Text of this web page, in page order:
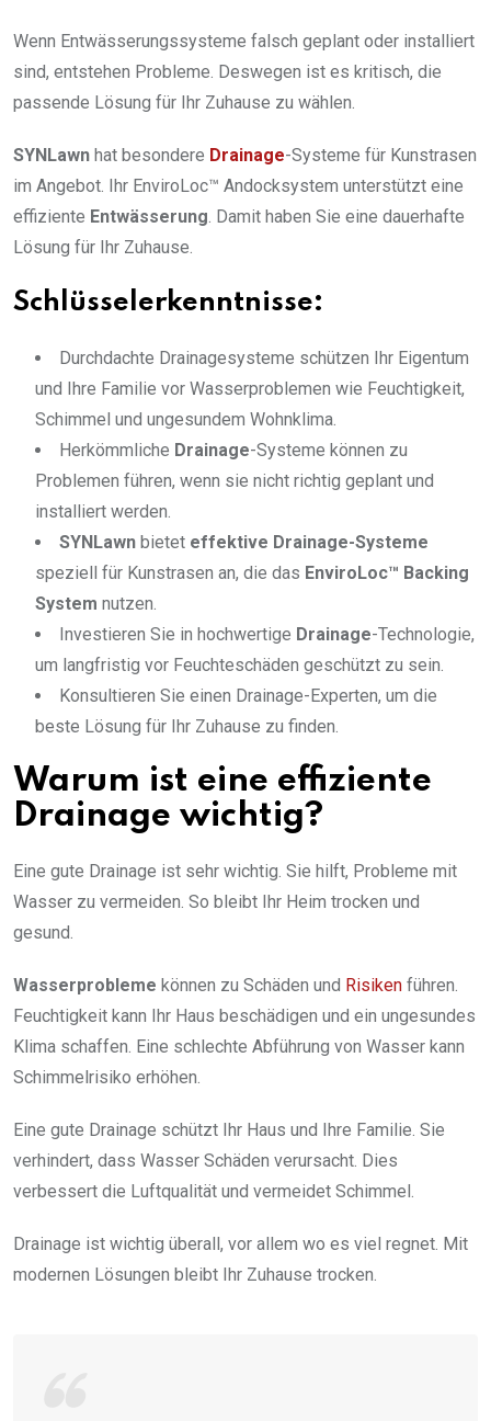
Wenn Entwässerungssysteme falsch geplant oder installiert
sind, entstehen Probleme. Deswegen ist es kritisch, die
passende Lösung für Ihr Zuhause zu wählen.
SYNLawn hat besondere Drainage-Systeme für Kunstrasen
im Angebot. Ihr EnviroLoc™ Andocksystem unterstützt eine
effiziente Entwässerung . Damit haben Sie eine dauerhafte
Lösung für Ihr Zuhause.
Schlüsselerkenntnisse:
Durchdachte Drainagesysteme schützen Ihr Eigentum
und Ihre Familie vor Wasserproblemen wie Feuchtigkeit,
Schimmel und ungesundem Wohnklima.
Herkömmliche Drainage-Systeme können zu
Problemen führen, wenn sie nicht richtig geplant und
installiert werden.
SYNLawn bietet effektive Drainage-Systeme
speziell für Kunstrasen an, die das EnviroLoc™ Backing
System nutzen.
Investieren Sie in hochwertige Drainage-Technologie,
um langfristig vor Feuchteschäden geschützt zu sein.
Konsultieren Sie einen Drainage-Experten, um die
beste Lösung für Ihr Zuhause zu finden.
Warum ist eine effiziente
Drainage wichtig?
Eine gute Drainage ist sehr wichtig. Sie hilft, Probleme mit
Wasser zu vermeiden. So bleibt Ihr Heim trocken und
gesund.
Wasserprobleme können zu Schäden und Risiken führen.
Feuchtigkeit kann Ihr Haus beschädigen und ein ungesundes
Klima schaffen. Eine schlechte Abführung von Wasser kann
Schimmelrisiko erhöhen.
Eine gute Drainage schützt Ihr Haus und Ihre Familie. Sie
verhindert, dass Wasser Schäden verursacht. Dies
verbessert die Luftqualität und vermeidet Schimmel.
Drainage ist wichtig überall, vor allem wo es viel regnet. Mit
modernen Lösungen bleibt Ihr Zuhause trocken.